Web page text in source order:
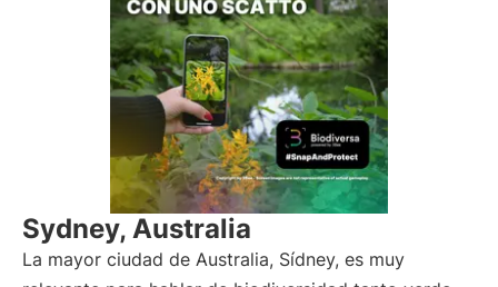
Sydney, Australia
La mayor ciudad de Australia, Sídney, es muy